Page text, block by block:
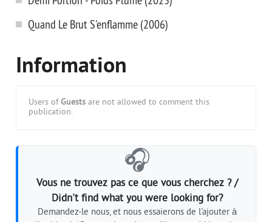
Quand Le Brut S'enflamme (2006)
Information
Users of Guests are not allowed to comment this
publication.
🎧
Vous ne trouvez pas ce que vous cherchez ? /
Didn't find what you were looking for?
Demandez-le nous, et nous essaierons de l'ajouter à